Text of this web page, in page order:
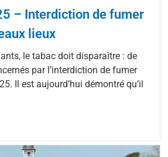
– Interdiction de fumer
lieux
le tabac doit disparaître : de
par l’interdiction de fumer
Il est aujourd’hui démontré qu’il